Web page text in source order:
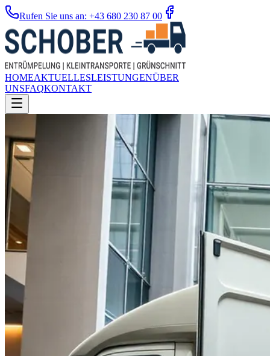
Rufen Sie uns an: +43 680 230 87 00
HOMEAKTUELLESLEISTUNGENÜBER
UNSFAQKONTAKT